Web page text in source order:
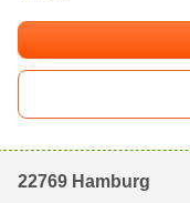
22769 Hamburg